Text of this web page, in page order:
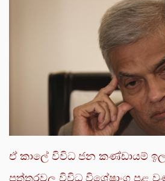
ඒ කාලේ විවිධ ජන කණ්ඩායම්
පත්තරවල විවිධ විශේෂාංග පළ